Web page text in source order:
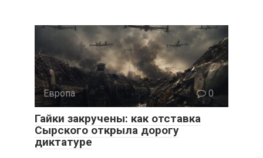
Европа 0
Гайки закручены: как отставка
Сырского открыла дорогу
диктатуре